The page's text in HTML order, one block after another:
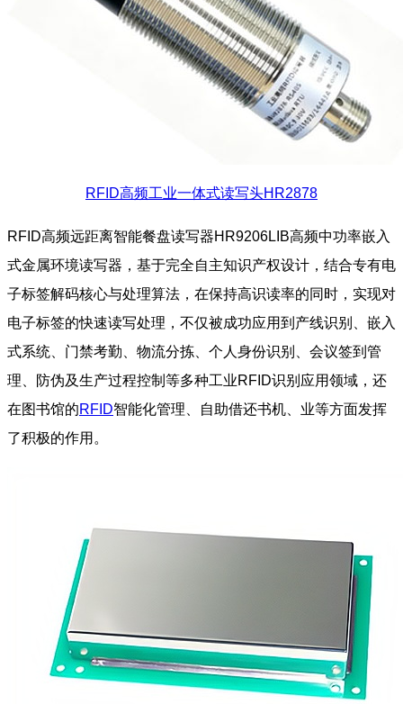
RFID高频工业一体式读写头HR2878
RFID高频远距离智能餐盘读写器HR9206LIB高频中功率嵌入
式金属环境读写器，基于完全自主知识产权设计，结合专有电
子标签解码核心与处理算法，在保持高识读率的同时，实现对
电子标签的快速读写处理，不仅被成功应用到产线识别、嵌入
式系统、门禁考勤、物流分拣、个人身份识别、会议签到管
理、防伪及生产过程控制等多种工业RFID识别应用领域，还
在图书馆的RFID智能化管理、自助借还书机、业等方面发挥
了积极的作用。